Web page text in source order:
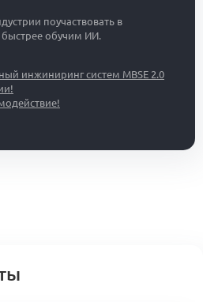
поучаствовать в
обучим ИИ.
инжиниринг систем MBSE 2.0